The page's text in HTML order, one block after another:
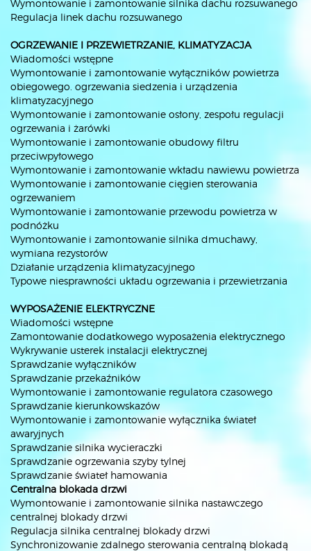
Wymontowanie i zamontowanie silnika dachu rozsuwanego
Regulacja linek dachu rozsuwanego
OGRZEWANIE I PRZEWIETRZANIE, KLIMATYZACJA
Wiadomości wstępne
Wymontowanie i zamontowanie wyłączników powietrza
obiegowego. ogrzewania siedzenia i urządzenia
klimatyzacyjnego
Wymontowanie i zamontowanie osłony, zespołu regulacji
ogrzewania i żarówki
Wymontowanie i zamontowanie obudowy filtru
przeciwpyłowego
Wymontowanie i zamontowanie wkładu nawiewu powietrza
Wymontowanie i zamontowanie cięgien sterowania
ogrzewaniem
Wymontowanie i zamontowanie przewodu powietrza w
podnóżku
Wymontowanie i zamontowanie silnika dmuchawy,
wymiana rezystorów
Działanie urządzenia klimatyzacyjnego
Typowe niesprawności układu ogrzewania i przewietrzania
WYPOSAŻENIE ELEKTRYCZNE
Wiadomości wstępne
Zamontowanie dodatkowego wyposażenia elektrycznego
Wykrywanie usterek instalacji elektrycznej
Sprawdzanie wyłączników
Sprawdzanie przekaźników
Wymontowanie i zamontowanie regulatora czasowego
Sprawdzanie kierunkowskazów
Wymontowanie i zamontowanie wyłącznika świateł
awaryjnych
Sprawdzanie silnika wycieraczki
Sprawdzanie ogrzewania szyby tylnej
Sprawdzanie świateł hamowania
Centralna blokada drzwi
Wymontowanie i zamontowanie silnika nastawczego
centralnej blokady drzwi
Regulacja silnika centralnej blokady drzwi
Synchronizowanie zdalnego sterowania centralną blokadą